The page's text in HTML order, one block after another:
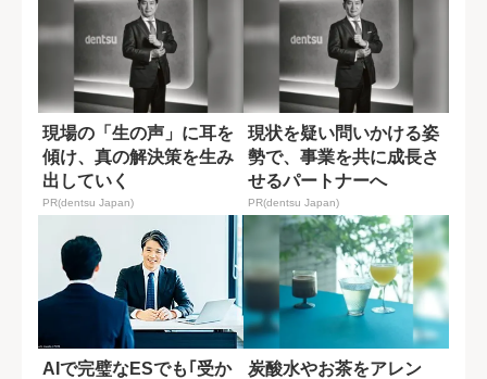
現場の「生の声」に耳を
傾け、真の解決策を生み
出していく
PR(dentsu Japan)
現状を疑い問いかける姿
勢で、事業を共に成長さ
せるパートナーへ
PR(dentsu Japan)
AIで完璧なESでも｢受か
炭酸水やお茶をアレン